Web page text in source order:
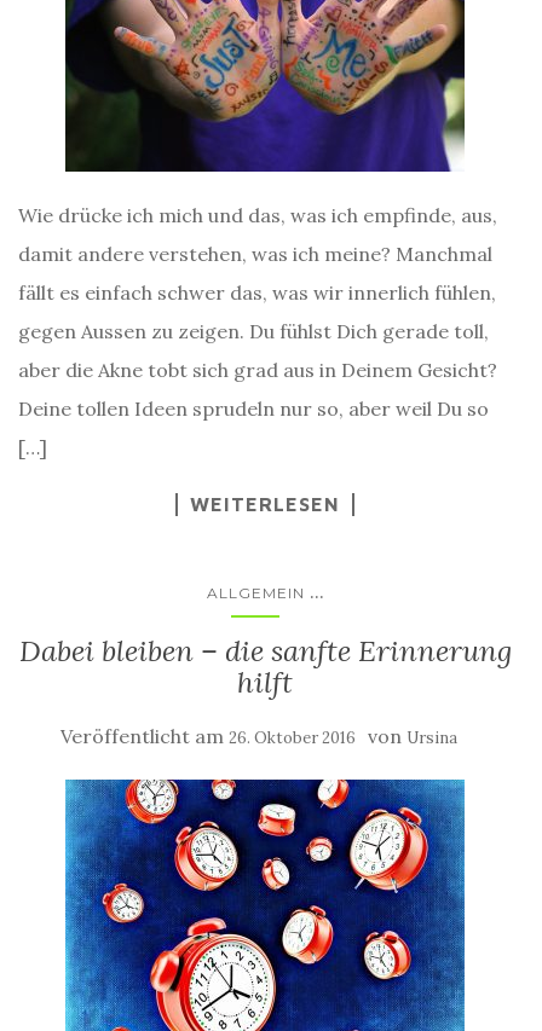
Wie drücke ich mich und das, was ich empfinde, aus,
damit andere verstehen, was ich meine? Manchmal
fällt es einfach schwer das, was wir innerlich fühlen,
gegen Aussen zu zeigen. Du fühlst Dich gerade toll,
aber die Akne tobt sich grad aus in Deinem Gesicht?
Deine tollen Ideen sprudeln nur so, aber weil Du so
[…]
WEITERLESEN
ALLGEMEIN ...
Dabei bleiben – die sanfte Erinnerung
hilft
Veröffentlicht am 26. Oktober 2016 von Ursina